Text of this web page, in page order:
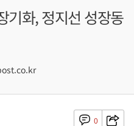
기화, 정지선 성장동
0